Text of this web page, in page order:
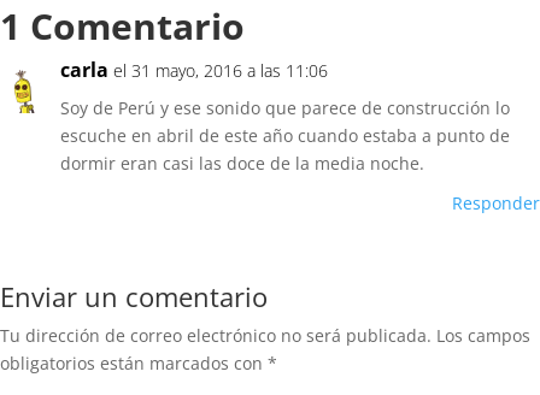
1 Comentario
carla el 31 mayo, 2016 a las 11:06
Soy de Perú y ese sonido que parece de construcción lo
escuche en abril de este año cuando estaba a punto de
dormir eran casi las doce de la media noche.
Responder
Enviar un comentario
Tu dirección de correo electrónico no será publicada. Los campos
obligatorios están marcados con *